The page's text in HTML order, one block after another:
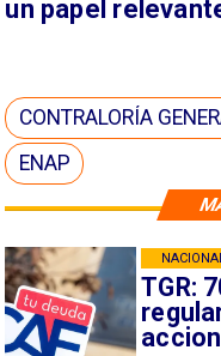
TGR:
un papel
CONTRALORÍA
ENAP